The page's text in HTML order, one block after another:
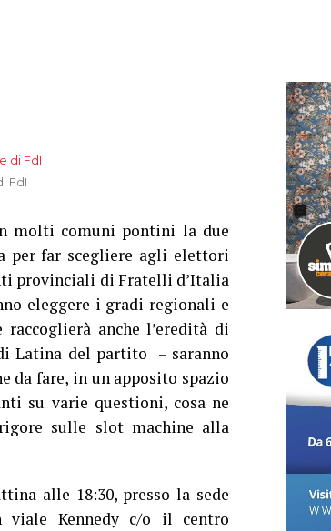
FdI
molti comuni pontini la due
per far scegliere agli elettori
provinciali di Fratelli d’Italia
eleggere i gradi regionali e
anche l’eredità di
Latina del partito – saranno
da fare, in un apposito spazio
su varie questioni, cosa ne
sulle slot machine alla
alle 18:30, presso la sede
Kennedy c/o il centro